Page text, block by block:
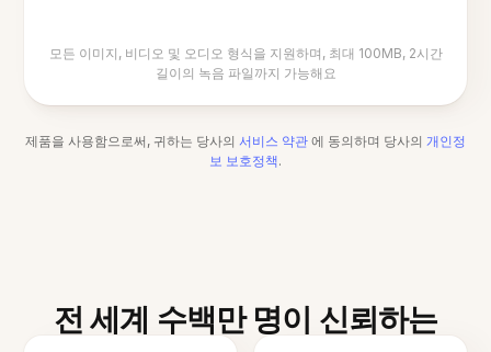
모든 이미지, 비디오 및 오디오 형식을 지원하며, 최대 100MB, 2시간
길이의 녹음 파일까지 가능해요
제품을 사용함으로써, 귀하는 당사의 서비스 약관 에 동의하며 당사의 개인정
보 보호정책.
전 세계 수백만 명이 신뢰하는